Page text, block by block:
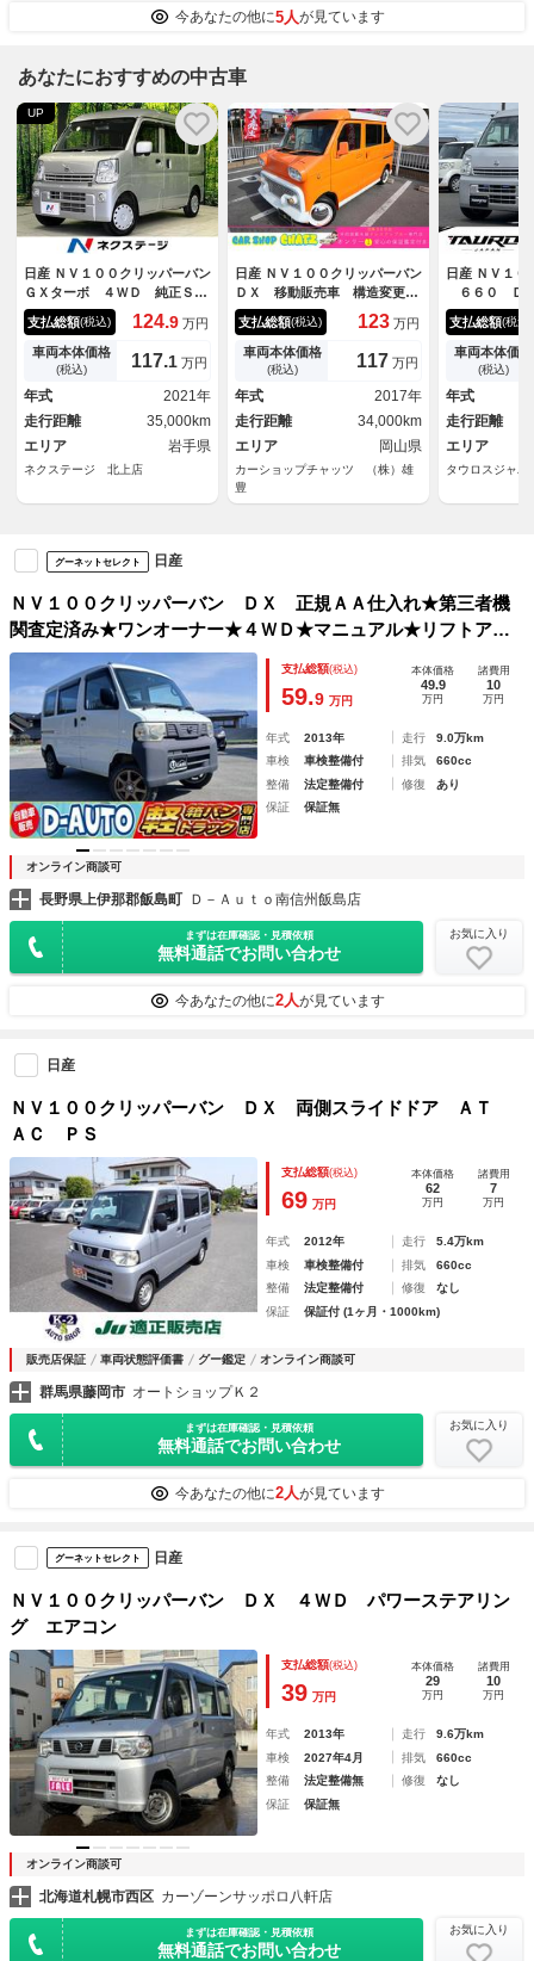
今あなたの他に5人が見ています
あなたにおすすめの中古車
UP
日産 ＮＶ１００クリッパーバン
ＧＸターボ ４ＷＤ 純正ＳＤ
ナビ バックカメラ エマージ
ェンシーブレーキ ドラレコ
コーナーセンサー ＥＴＣ オ
ートライト Ｂｌｕｅｔｏｏｔ
ｈ再生 ＣＤ再生 フルセグ
支払総額(税込) 124.9 万円
車両本体価格
(税込) 117.1 万円
年式
2021年
走行距離
35,000km
エリア
岩手県
ネクステージ 北上店
日産 ＮＶ１００クリッパーバン
ＤＸ 移動販売車 構造変更
済 オレンジＩＩ全塗装 キャ
ルルックカスタム専門店施工
キッチンカー（３槽シンク・販
売窓口２か所） 外ホイールキ
ャップ 電源コンセント パラ
ソル パラソルスタンド チェ
ーン式
支払総額(税込) 123 万円
車両本体価格
(税込) 117 万円
年式
2017年
走行距離
34,000km
エリア
岡山県
カーショップチャッツ （株）雄
豊
日産 ＮＶ１０
６６０ Ｄ
ＡＢＳ Ｗエ
テ エアコン
ア パワ－
オーディオ
ーメタリック
支払総額(税込)
車両本体価格
(税込)
年式
走行距離
エリア
タウロスジャパ
グーネットセレクト 日産
ＮＶ１００クリッパーバン ＤＸ 正規ＡＡ仕入れ★第三者機
関査定済み★ワンオーナー★４ＷＤ★マニュアル★リフトアッ
プ★社外アルミ★マッドタイヤ★レザー調カバー★バンパーラ
ッピング＆塗装★キャンプにも★車検２年★法定整備★
支払総額(税込)
59.9 万円
本体価格
49.9
万円
諸費用
10
万円
年式 2013年 走行
9.0万km
車検
車検整備付 排気
660cc
整備
法定整備付 修復
あり
保証
保証無
オンライン商談可
長野県上伊那郡飯島町 Ｄ－Ａｕｔｏ南信州飯島店
まずは在庫確認・見積依頼
無料通話でお問い合わせ
お気に入り
今あなたの他に2人が見ています
日産
ＮＶ１００クリッパーバン ＤＸ 両側スライドドア ＡＴ
ＡＣ ＰＳ
支払総額(税込)
69 万円
本体価格
62
万円
諸費用
7
万円
年式 2012年 走行
5.4万km
車検
車検整備付 排気
660cc
整備
法定整備付 修復
なし
保証
保証付 (1ヶ月・1000km)
販売店保証 車両状態評価書 グー鑑定 オンライン商談可
群馬県藤岡市 オートショップＫ２
まずは在庫確認・見積依頼
無料通話でお問い合わせ
お気に入り
今あなたの他に2人が見ています
グーネットセレクト 日産
ＮＶ１００クリッパーバン ＤＸ ４ＷＤ パワーステアリン
グ エアコン
支払総額(税込)
39 万円
本体価格
29
万円
諸費用
10
万円
年式 2013年 走行
9.6万km
車検
2027年4月 排気
660cc
整備
法定整備無 修復
なし
保証
保証無
オンライン商談可
北海道札幌市西区 カーゾーンサッポロ八軒店
まずは在庫確認・見積依頼
無料通話でお問い合わせ
お気に入り